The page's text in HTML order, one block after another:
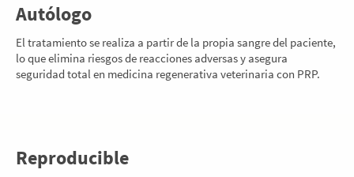
Autólogo
El tratamiento se realiza a partir de la propia sangre del paciente,
lo que elimina riesgos de reacciones adversas y asegura
seguridad total en medicina regenerativa veterinaria con PRP.
Reproducible